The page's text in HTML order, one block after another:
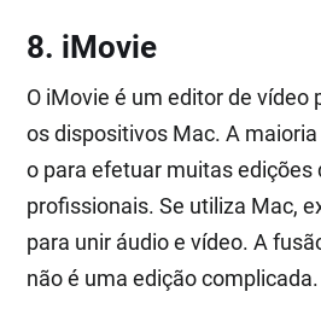
8. iMovie
O iMovie é um editor de vídeo
os dispositivos Mac. A
o para efetuar muitas edições
profissionais. Se utiliza Mac,
para unir áudio e vídeo. A
não é uma edição complicada.